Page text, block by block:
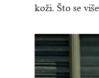
koži. Što se